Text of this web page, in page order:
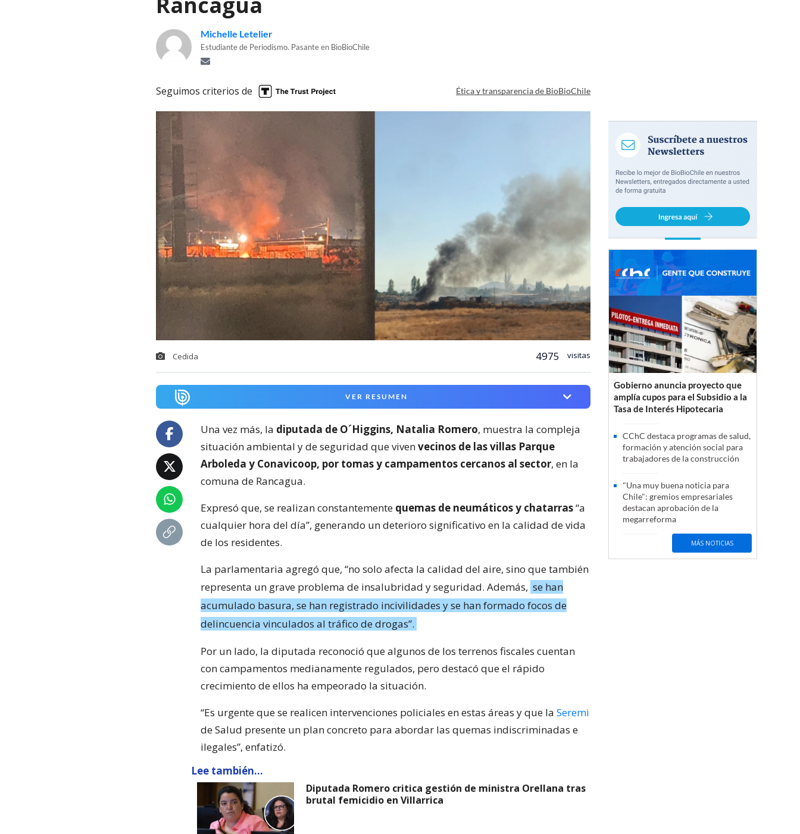
Michelle Letelier
Estudiante de Periodismo. Pasante en BioBioChile
Seguimos criterios de Ética y transparencia de BioBioChile
Cedida 4975 visitas
VER RESUMEN
Una vez más, la diputada de O´Higgins, Natalia Romero, muestra la compleja
situación ambiental y de seguridad que vivenvecinos de las villas Parque
Arboleda y Conavicoop, por tomas y campamentos cercanos al sector, en la
comuna de Rancagua.
Expresó que, se realizan constantemente quemas de neumáticos y chatarras“a
cualquier hora del día”, generando un deterioro significativo en la calidad de vida
de los residentes.
La parlamentaria agregó que, “no solo afecta la calidad del aire, sino que también
representa un grave problema de insalubridad y seguridad. Además, se han
acumulado basura, se han registrado incivilidades y se han formado focos de
delincuencia vinculados al tráfico de drogas”.
Por un lado, la diputada reconoció que algunos de los terrenos fiscales cuentan
con campamentos medianamente regulados, pero destacó que el rápido
crecimiento de ellos ha empeorado la situación.
“Es urgente que se realicen intervenciones policiales en estas áreas y que la Seremi
de Salud presente un plan concreto para abordar las quemas indiscriminadas e
ilegales”, enfatizó.
Lee también...
Diputada Romero critica gestión de ministra Orellana tras
brutal femicidio en Villarrica
Gobierno anuncia proyecto que
amplía cupos para el Subsidio a la
Tasa de Interés Hipotecaria
CChC destaca programas de salud,
formación y atención social para
trabajadores de la construcción
"Una muy buena noticia para
Chile": gremios empresariales
destacan aprobación de la
megarreforma
MÁS NOTICIAS